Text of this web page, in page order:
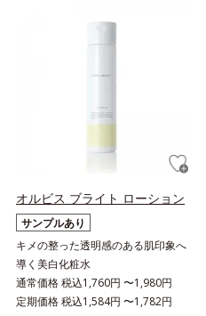
オルビス ブライト ローション
サンプルあり
キメの整った透明感のある肌印象へ
導く美白化粧水
通常価格 税込1,760円 〜1,980円
定期価格 税込1,584円 〜1,782円